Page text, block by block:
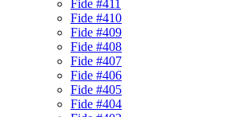
Fide #411
Fide #410
Fide #409
Fide #408
Fide #407
Fide #406
Fide #405
Fide #404